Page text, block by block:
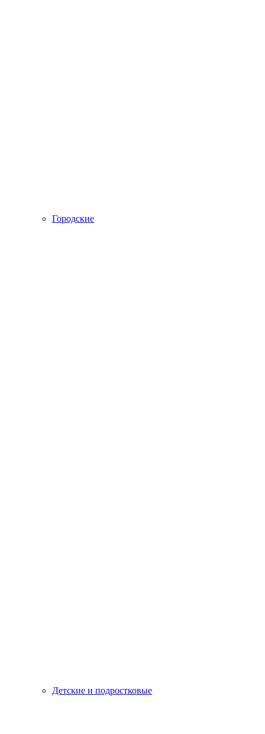
Городские
Детские и подростковые